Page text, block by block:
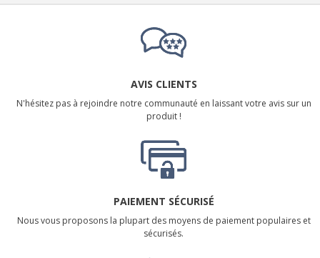
AVIS CLIENTS
N'hésitez pas à rejoindre notre communauté en laissant votre avis sur un
produit !
PAIEMENT SÉCURISÉ
Nous vous proposons la plupart des moyens de paiement populaires et
sécurisés.